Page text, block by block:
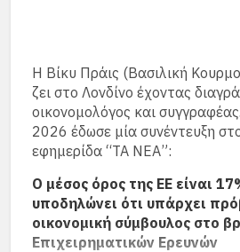
υποστήριξη των νεώτερων.
μπορούσαμε, τους φέρναμε σε
Τέλος, για πρώτη φορά στα
στην ενότητα “Σύλλογος”
από το 1956 μέχρι σήμερα,
“Συνεδριάσεις ΔΣ” όλα τα
τελευταίας θητείας για
Κώστας Γαλάνης , Πρόεδρος
Η Βίκυ Πράις (Βασιλική
ζει στο Λονδίνο έχοντας
οικονομολόγος και
2026 έδωσε μία συνέντευξη
εφημερίδα “ΤΑ ΝΕΑ”:
Ο μέσος όρος της ΕΕ είναι
υποδηλώνει ότι υπάρχει
οικονομική σύμβουλος στο
Επιχειρηματικών Ερευνών